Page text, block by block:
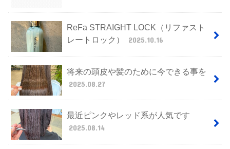
ReFa STRAIGHT LOCK（リファスト
レートロック）
2025.10.16
将来の頭皮や髪のために今できる事を
2025.08.27
最近ピンクやレッド系が人気です
2025.08.14